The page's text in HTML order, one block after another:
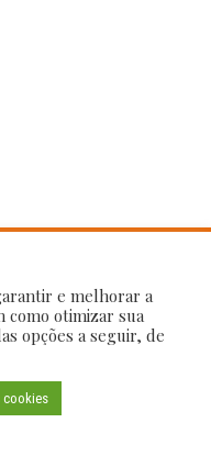
e melhorar a
como otimizar sua
opções a seguir, de
cookies